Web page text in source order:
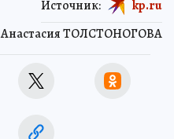
Анастасия ТОЛСТОНОГОВА
Источник: kp.ru